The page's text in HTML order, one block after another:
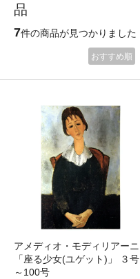
品
7件の商品が見つかりました
おすすめ順
アメディオ・モディリアーニ
「座る少女(ユゲット)」 ３号
～100号